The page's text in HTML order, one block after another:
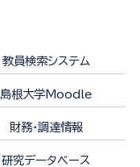
教員検索システム
島根大学Moodle
財務・調達情報
研究データベース